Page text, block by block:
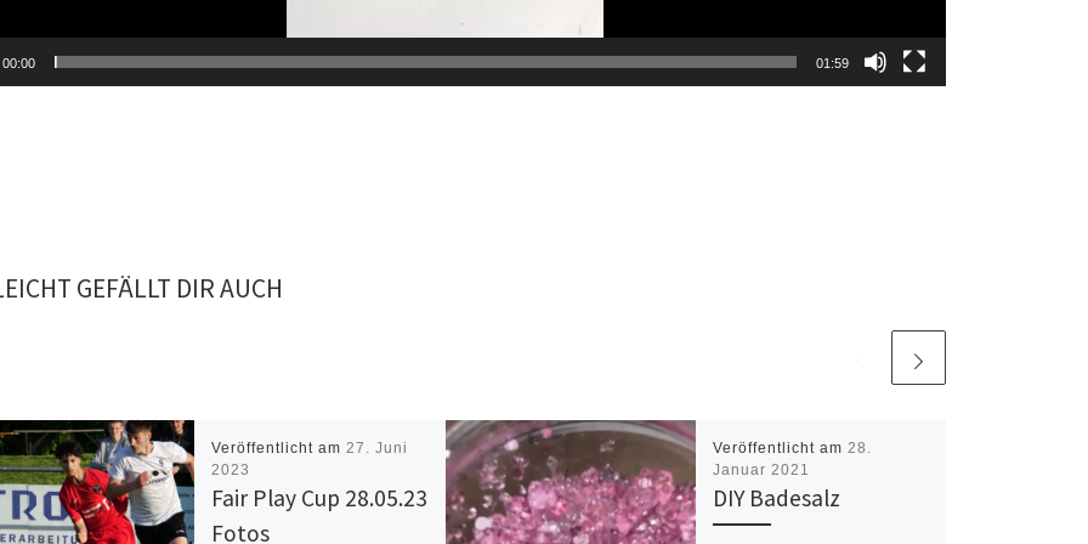
00:00 01:59
GEFÄLLT DIR AUCH
Veröffentlicht am 27. Juni
2023
Fair Play Cup 28.05.23
Fotos
Veröffentlicht am 28.
Januar 2021
DIY Badesalz